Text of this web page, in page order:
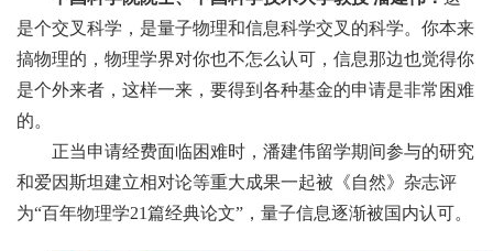
是个交叉科学，是量子物理和信息科学交叉的科学。你本来
搞物理的，物理学界对你也不怎么认可，信息那边也觉得你
是个外来者，这样一来，要得到各种基金的申请是非常困难
的。
正当申请经费面临困难时，潘建伟留学期间参与的研究
和爱因斯坦建立相对论等重大成果一起被《自然》杂志评
为“百年物理学21篇经典论文”，量子信息逐渐被国内认可。